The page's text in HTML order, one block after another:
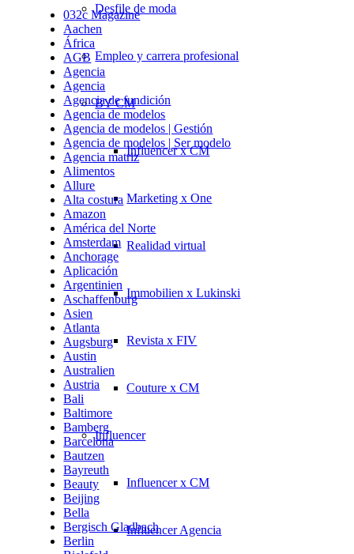
Desfile de moda
Empleo y carrera profesional
BY CM
Influencer x CM
Marketing x One
Realidad virtual
Immobilien x Lukinski
Revista x FIV
Couture x CM
Influencer
Influencer x CM
Influencer Agencia
032c Magazine
Aachen
África
AGB
Agencia
Agencia
Agencia de fundición
Agencia de modelos
Agencia de modelos | Gestión
Agencia de modelos | Ser modelo
Agencia matriz
Alimentos
Allure
Alta costura
Amazon
América del Norte
Amsterdam
Anchorage
Aplicación
Argentinien
Aschaffenburg
Asien
Atlanta
Augsburg
Austin
Australien
Austria
Bali
Baltimore
Bamberg
Barcelona
Bautzen
Bayreuth
Beauty
Beijing
Bella
Bergisch Gladbach
Berlin